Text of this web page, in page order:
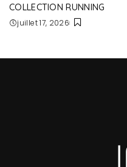
COLLECTION RUNNING
juillet 17, 2026